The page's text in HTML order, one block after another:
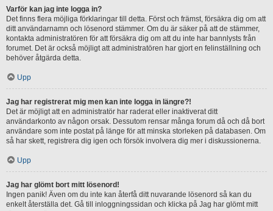
Varför kan jag inte logga in?
Det finns flera möjliga förklaringar till detta. Först och främst, försäkra dig om att
ditt användarnamn och lösenord stämmer. Om du är säker på att de stämmer,
kontakta administratören för att försäkra dig om att du inte har bannlysts från
forumet. Det är också möjligt att administratören har gjort en felinställning och
behöver åtgärda detta.
Upp
Jag har registrerat mig men kan inte logga in längre?!
Det är möjligt att en administratör har raderat eller inaktiverat ditt
användarkonto av någon orsak. Dessutom rensar många forum då och då bort
användare som inte postat på länge för att minska storleken på databasen. Om
så har skett, registrera dig igen och försök involvera dig mer i diskussionerna.
Upp
Jag har glömt bort mitt lösenord!
Ingen panik! Även om du inte kan återfå ditt nuvarande lösenord så kan du
enkelt återställa det. Gå till inloggningssidan och klicka på Jag har glömt mitt